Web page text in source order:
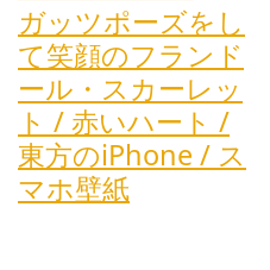
ガッツポーズをし
て笑顔のフランド
ール・スカーレッ
ト / 赤いハート /
東方のiPhone / ス
マホ壁紙